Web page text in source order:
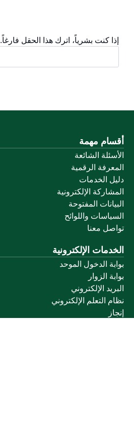
إذا كنت بشرياً، اترك هذا الحقل فارغاً.
أقسام مهمة
الأسئلة الشائعة
المعرفة الرقمية
دليل الخدمات
المشاركة الإلكترونية
البيانات المفتوحة
السياسات واللوائح
تواصل معنا
الخدمات الإلكترونية
بوابة الدخول الموحد
بوابة الزوار
البريد الإلكتروني
نظام التعلم الإلكتروني
إنجاز